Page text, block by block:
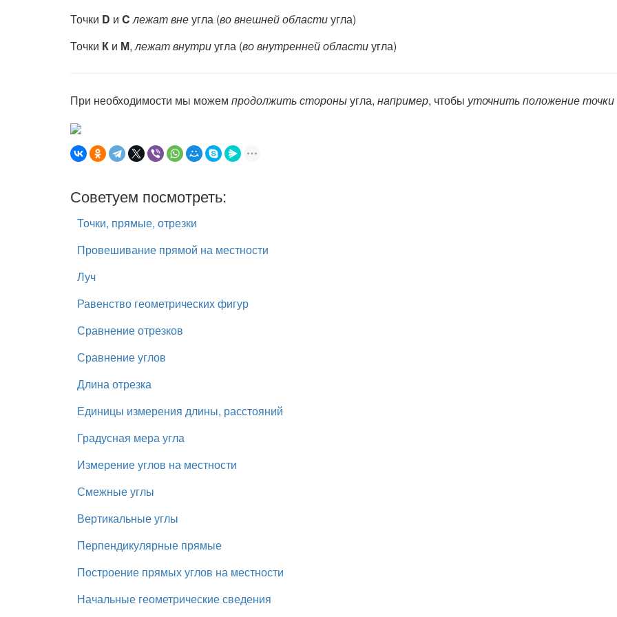
Точки D и C лежатвнеугла (во внешней об­ластиугла)
Точки К и М,лежат внутриугла (во внутренней об­ластиугла)
При необходимости мы можем продолжить стороныугла, например, чтобы уточнить положение точки
Советуем посмотреть:
Точки, прямые, отрезки
Провешивание прямой на местности
Луч
Равенство геометрических фигур
Сравнение отрезков
Сравнение углов
Длина отрезка
Единицы измерения длины, расстояний
Градусная мера угла
Измерение углов на местности
Смежные углы
Вертикальные углы
Перпендикулярные прямые
Построение прямых углов на местности
Начальные геометрические сведения